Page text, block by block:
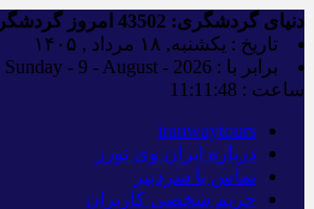
دنیای گردشگری: امروز
تاریخ : یکشنبه, ۱۸ مرداد , ۱۴۰۵
برابر با : Sunday - 9 - August - 2026
ساعت : 11:11:49
iranwaytours
درباره ایران وی تورز
تماس با سردبیر
حریم شخصی کاربران